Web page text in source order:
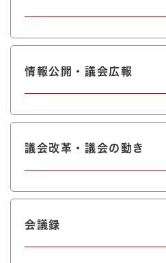
情報公開・議会広報
議会改革・議会の動き
会議録